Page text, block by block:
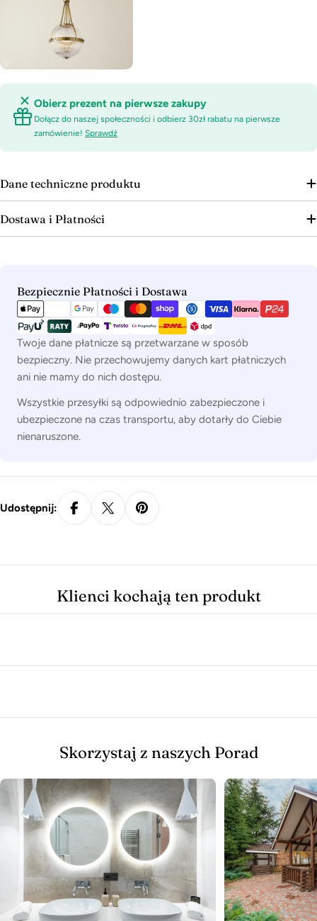
Obierz prezent na pierwsze zakupy
Dołącz do naszej społeczności i odbierz 30zł rabatu na pierwsze
zamówienie! Sprawdź
Dane techniczne produktu
Dostawa i Płatności
Bezpiecznie Płatności i Dostawa
Metody
płatności
Twoje dane płatnicze są przetwarzane w sposób
bezpieczny. Nie przechowujemy danych kart płatniczych
ani nie mamy do nich dostępu.
Wszystkie przesyłki są odpowiednio zabezpieczone i
ubezpieczone na czas transportu, aby dotarły do Ciebie
nienaruszone.
Udostępnij:
Klienci kochają ten produkt
Skorzystaj z naszych Porad